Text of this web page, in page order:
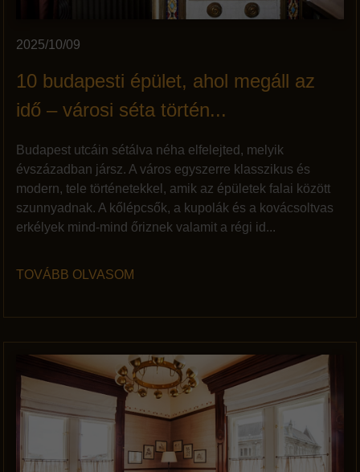
2025/10/09
10 budapesti épület, ahol megáll az
idő – városi séta történ...
Budapest utcáin sétálva néha elfelejted, melyik
évszázadban jársz. A város egyszerre klasszikus és
modern, tele történetekkel, amik az épületek falai között
szunnyadnak. A kőlépcsők, a kupolák és a kovácsoltvas
erkélyek mind-mind őriznek valamit a régi id...
TOVÁBB OLVASOM